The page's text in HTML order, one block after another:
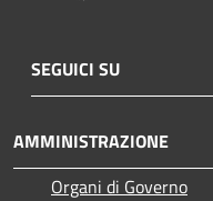
SEGUICI SU
AMMINISTRAZIONE
Organi di Governo